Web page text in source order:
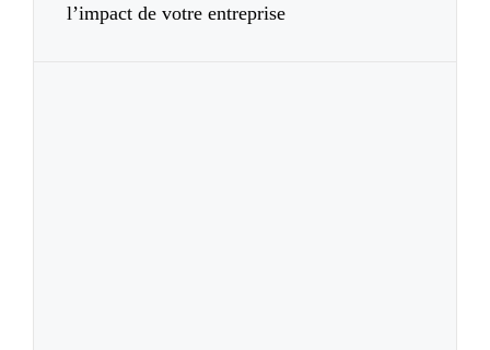
l’impact de votre entreprise